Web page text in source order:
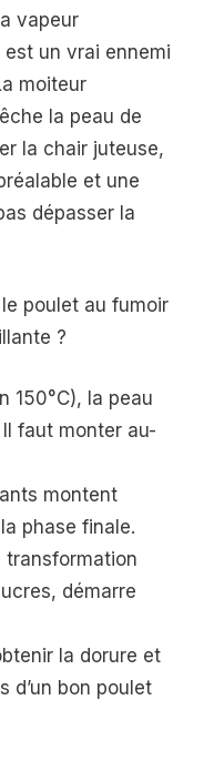
vapeur
est un vrai ennemi
moiteur
la peau de
la chair juteuse,
et une
dépasser la
poulet au fumoir
?
150°C), la peau
faut monter au-
montent
phase finale.
transformation
démarre
la dorure et
d’un bon poulet